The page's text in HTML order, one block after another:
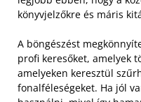
könyvjelzőkre és máris
A böngészést
profi keresőket, amelyek
amelyeken keresztül
fonalféleségeket. Ha jól